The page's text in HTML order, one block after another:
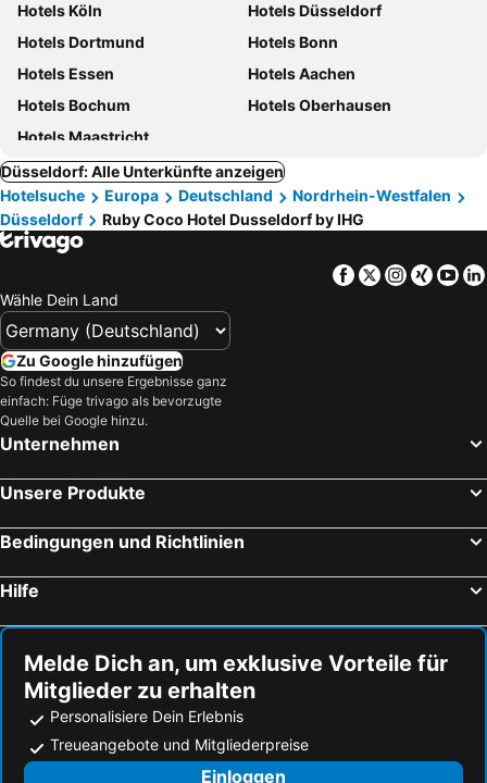
Hotels Köln
Hotels Düsseldorf
Hotels Dortmund
Hotels Bonn
Hotels Essen
Hotels Aachen
Hotels Bochum
Hotels Oberhausen
Hotels Maastricht
Düsseldorf: Alle Unterkünfte anzeigen
Hotelsuche
Europa Deutschland
Nordrhein-Westfalen
Düsseldorf
Ruby Coco Hotel Dusseldorf by IHG
Facebook
TwitterXing
Wähle Dein Land
Zu Google hinzufügen
So findest du unsere Ergebnisse ganz
einfach: Füge trivago als bevorzugte
Quelle bei Google hinzu.
Unternehmen
Unsere Produkte
Bedingungen und Richtlinien
Hilfe
Melde Dich an, um exklusive Vorteile für
Mitglieder zu erhalten
Personalisiere Dein Erlebnis
Treueangebote und Mitgliederpreise
Einloggen